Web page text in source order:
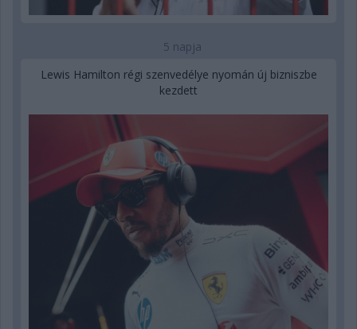
5 napja
Lewis Hamilton régi szenvedélye nyomán új bizniszbe
kezdett